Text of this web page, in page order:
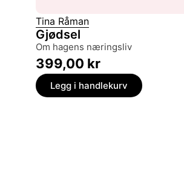
Tina Råman
Gjødsel
om hagens næringsliv
399,00 kr
Legg i handlekurv